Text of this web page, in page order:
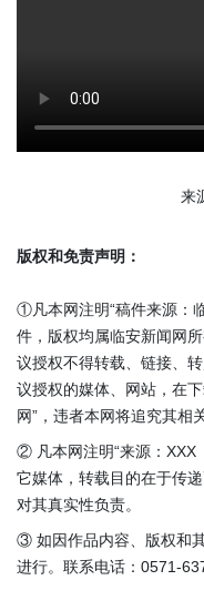
来
版权和免责声明：
①凡本网注明“稿件来源：
件，版权均属临安新闻网
议授权不得转载、链接、
议授权的媒体、网站，在
网”，违者本网将追究其相
② 凡本网注明“来源：XXX
它媒体，转载目的在于传
对其真实性负责。
③ 如因作品内容、版权和
进行。联系电话：0571-